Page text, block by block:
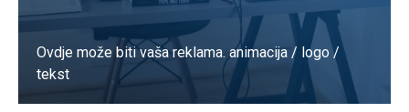
Ovdje može biti vaša reklama. animacija / logo /
tekst